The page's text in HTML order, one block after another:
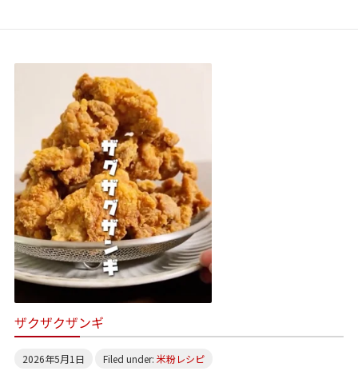
ザクザクザンギ
2026年5月1日 Filed under: 米粉レシピ